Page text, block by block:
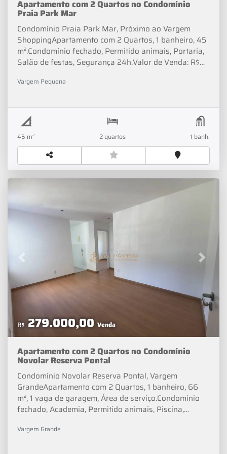
Apartamento com 2 Quartos no Condomínio
Praia Park Mar
Condomínio Praia Park Mar, Próximo ao Vargem
ShoppingApartamento com 2 Quartos, 1 banheiro, 45
m².Condomínio fechado, Permitido animais, Portaria,
Salão de festas, Segurança 24h.Valor de Venda: R$
Almeida_______"☑ DOCUMENTAÇÃO OK➤ Aceitamos
em até 48hrs"➥ Próximo de Escolas, Hospitais,
Mercados, Farmácias, Restaurantes, Padarias,
Bancos, Postos de Combustíveis, Transportes e muito
mais.Contato (2 1) 3 4 0 0 - 7 0 7 5 | (2 1) 9 6 6 2 5 - 3
1 3 1Siga na Redes Sociais >>> Real Imóveis RJVeja as
melhores ofertas de imóveis residenciais e comercias
em todo Rio de Janeiro. Além de Dicas de Decoração e
Vargem Pequena
45 m² 2 quartos 1 banh.
Previous Next
Apartamento com 2 Quartos no Condomínio
Novolar Reserva Pontal
Condomínio Novolar Reserva Pontal, Vargem
GrandeApartamento com 2 Quartos, 1 banheiro, 66
m², 1 vaga de garagem, Área de serviço.Condomínio
fechado, Academia, Permitido animais, Piscina,
Venda: R$ 279.000Condomínio: R$ 430IPTU: R$
R$ 279.000,00Venda
Vargem Grande